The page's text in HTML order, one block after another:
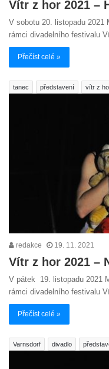
Vítr z hor 2021 –
V sobotu 20. listopadu 2021
rámci divadelního festivalu
Přečíst celé »
tanec představení vítr z
redakce 19. 11. 2021
Vítr z hor 2021 –
V pátek 19. listopadu 2021
rámci divadelního festivalu
Přečíst celé »
Varnsdorf divadlo